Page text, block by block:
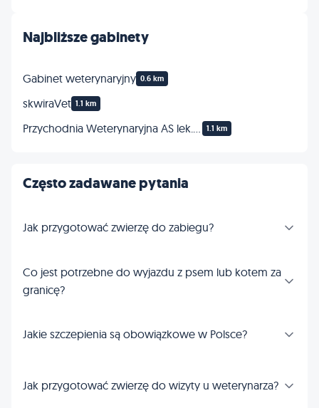
Najbliższe gabinety
Gabinet weterynaryjny 0.6 km
skwiraVet 1.1 km
1.1 km
Często zadawane pytania
Jak przygotować zwierzę do zabiegu?
Co jest potrzebne do wyjazdu z psem lub kotem za
granicę?
Jakie szczepienia są obowiązkowe w Polsce?
Jak przygotować zwierzę do wizyty u weterynarza?